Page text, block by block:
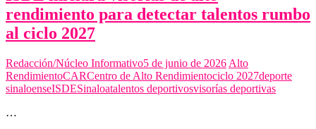
rendimiento para detectar talentos rumbo
al ciclo 2027
Redacción/Núcleo Informativo5 de junio de 2026 Alto
RendimientoCARCentro de Alto Rendimientociclo 2027deporte
sinaloenseISDESinaloatalentos deportivosvisorías deportivas
…